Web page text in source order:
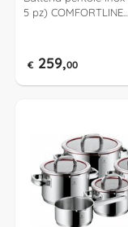
5 pz) COMFORTLINE
€ 259,00